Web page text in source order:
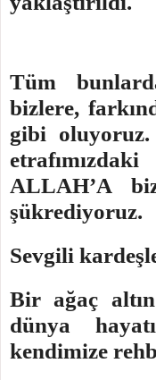
Tüm
bizlere,
gibi
ALLAH’A
şükrediyoruz.
Sevgili
Bir ağaç
dünya
kendimize